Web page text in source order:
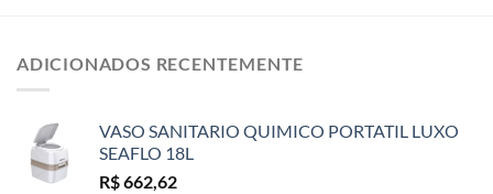
ADICIONADOS RECENTEMENTE
VASO SANITARIO QUIMICO PORTATIL LUXO
SEAFLO 18L
R$662,62